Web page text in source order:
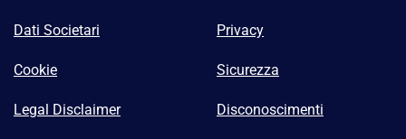
Dati Societari Privacy
Cookie Sicurezza
Legal Disclaimer Disconoscimenti